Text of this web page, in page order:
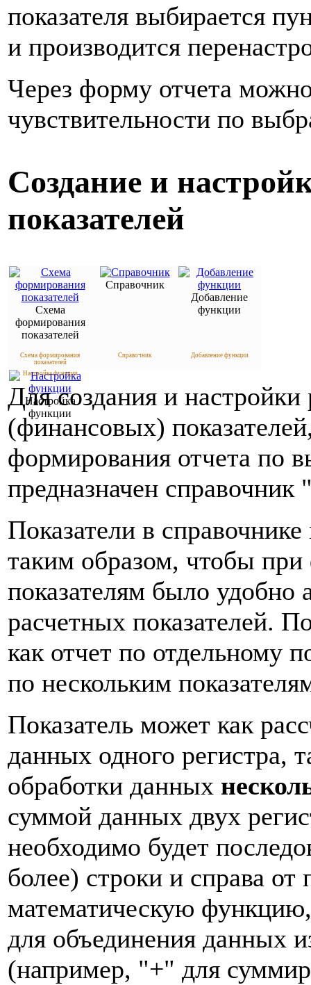
показателя выбирается
и производится
Через форму отчета
чувствительности по
Создание и
показателей
Схема
формирования
показателей
Схема формирования
показателей
Справочник
Справочник
Добавление
функции
Добавление функции
Настройка
функции
Настройка функции
Для создания и настройки
(финансовых)
формирования отчета по
предназначен справочник
Показатели в
таким образом, чтобы
показателям было удобно
расчетных показателей.
как отчет по отдельному
по нескольким
Показатель может как
данных одного регистра,
обработки данных
суммой данных двух
необходимо будет
более) строки и справа от
математическую функцию,
для объединения данных
(например, "+" для